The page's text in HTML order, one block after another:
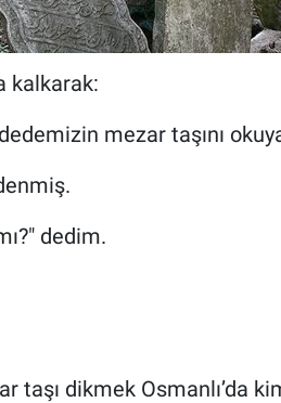
kalkarak:
mezar taşını
dedim.
taşı dikmek Osmanlı’da